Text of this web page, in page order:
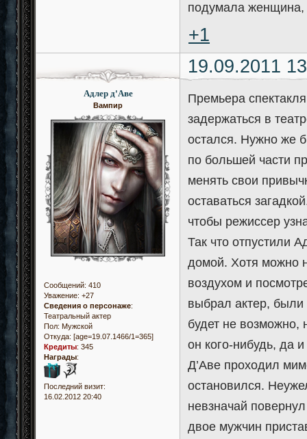
подумала женщина,
+1
19.09.2011
Адлер д'Аве
Вампир
Сообщений: 410
Уважение: +27
Сведения о персонаже:
Театральный актер
Пол: Мужской
Откуда: [age=19.07.1466/1=365]
Кредиты: 345
Награды:
Последний визит:
16.02.2012 20:40
Премьера
задержаться в
остался. Нужно же
по большей части
менять свои
оставаться
чтобы режиссер
Так что отпустили
домой. Хотя можно
воздухом и
выбрал актер, были
будет не возможно,
он кого-нибудь, да
Д’Аве проходил
остановился.
невзначай
двое мужчин